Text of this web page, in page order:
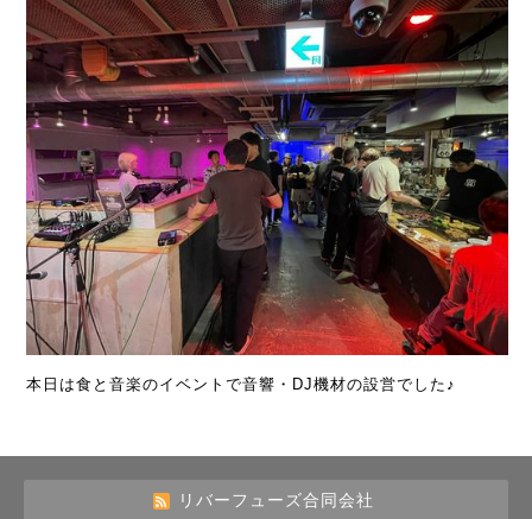
本日は食と音楽のイベントで音響・DJ機材の設営でした♪
リバーフューズ合同会社